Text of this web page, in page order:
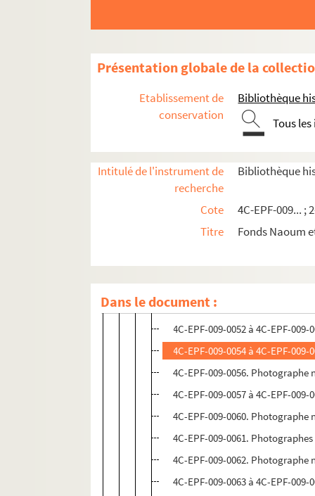
Présentation globale de la
Etablissement de
conservation
Bibliothèque
Tous
Intitulé de l'instrument de
recherche
Bibliothèque
Cote
4C-EPF-009... ;
Titre
Fonds Naoum
Dans le document :
4C-EPF-009-0026. Marc Vaux
4C-EPF-009-0035 à 4C-EPF-
4C-EPF-009-0037.
4C-EPF-009-0039.
4C-EPF-009-0046.
4C-EPF-009-0051.
4C-EPF-009-0052 à 4C-EPF-
4C-EPF-009-0054 à 4C-EPF-
4C-EPF-009-0056.
4C-EPF-009-0057 à 4C-EPF-
4C-EPF-009-0060.
4C-EPF-009-0061.
4C-EPF-009-0062.
4C-EPF-009-0063 à 4C-EPF-